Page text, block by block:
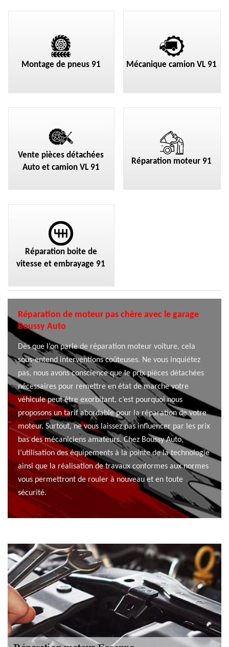
Montage de pneus 91 Mécanique camion VL 91
Vente pièces détachées
Auto et camion VL 91
Réparation moteur 91
Réparation boite de
vitesse et embrayage 91
Réparation de moteur pas chère avec le garage
Boussy Auto
Dès que l’on parle de réparation moteur voiture, cela
sous-entend interventions coûteuses. Ne vous inquiétez
pas, nous avons conscience que le prix pièces détachées
nécessaires pour remettre en état de marche votre
véhicule peut être exorbitant, c’est pourquoi nous
proposons un tarif abordable pour la réparation de votre
moteur. Surtout, ne vous laissez pas influencer par les prix
bas des mécaniciens amateurs. Chez Boussy Auto,
l’utilisation des équipements à la pointe de la technologie
ainsi que la réalisation de travaux conformes aux normes
vous permettront de rouler à nouveau et en toute
sécurité.